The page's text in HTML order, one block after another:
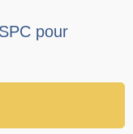
pour